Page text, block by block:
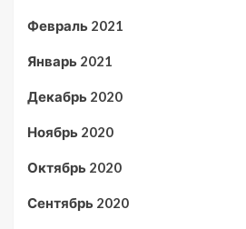
Февраль 2021
Январь 2021
Декабрь 2020
Ноябрь 2020
Октябрь 2020
Сентябрь 2020